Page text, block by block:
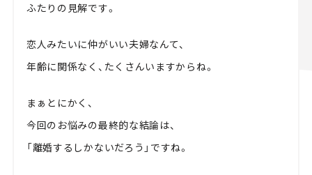
ふたりの見解です。
恋人みたいに仲がいい夫婦なんて、
年齢に関係なく、たくさんいますからね。
まぁとにかく、
今回のお悩みの最終的な結論は、
「離婚するしかないだろう」ですね。